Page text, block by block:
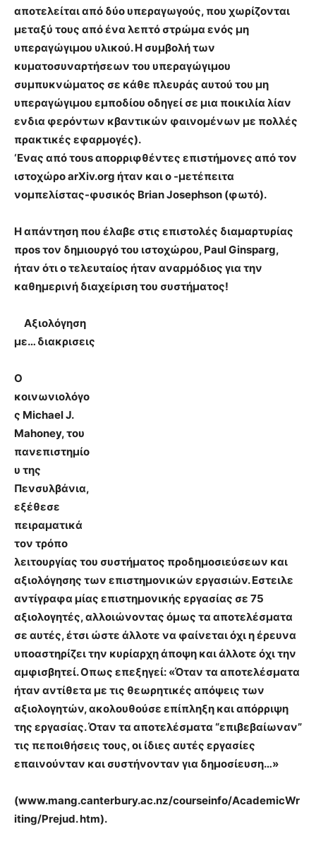
αποτελείται από δύο υπεραγωγούς, που χωρίζονται
μεταξύ τους από ένα λεπτό στρώμα ενός μη
υπεραγώγιμου υλικού. Η συμβολή των
κυματοσυναρτήσεων του υπεραγώγιμου
συμπυκνώματος σε κάθε πλευράς αυτού του μη
υπεραγώγιμου εμποδίου οδηγεί σε μια ποικιλία λίαν
ενδια φερόντων κβαντικών φαινομένων με πολλές
πρακτικές εφαρμογές).
‘Eνας από τoυs απορριφθέντες επιστήμονες από τον
ιστοχώρο arXiv.org ήταν και ο -μετέπειτα
νομπελίστας-φυσικός Brian Josephson (φωτό).
Η απάντηση που έλαβε στις επιστολές διαμαρτυρίας
προs τον δημιουργό του ιστοχώρου, Paul Ginsparg,
ήταν ότι ο τελευταίος ήταν αναρμόδιος για την
καθημερινή διαχείριση του συστήματος!
Αξιολόγηση
με… διακρισεις
Ο
κοινωνιολόγο
ς Michael J.
Mahoney, του
πανεπιστημίο
υ της
Πενσυλβάνια,
εξέθεσε
πειραματικά
τον τρόπο
λειτουργίας του συστήματος προδημοσιεύσεων και
αξιολόγησης των επιστημονικών εργασιών. Εστειλε
αντίγραφα μίας επιστημονικής εργασίας σε 75
αξιολογητές, αλλοιώνοντας όμως τα αποτελέσματα
σε αυτές, έτσι ώστε άλλοτε να φαίνεται όχι η έρευνα
υποαστηρίζει την κυρίαρχη άποψη και άλλοτε όχι την
αμφισβητεί. Οπως επεξηγεί: «Όταν τα αποτελέσματα
ήταν αντίθετα με τις θεωρητικές απόψεις των
αξιολογητών, ακολουθούσε επίπληξη και απόρριψη
της εργασίας. Όταν τα αποτελέσματα “επιβεβαίωναν”
τις πεποιθήσεις τους, οι ίδιες αυτές εργασίες
επαινούνταν και συστήνονταν για δημοσίευση…»
(www.mang.canterbury.ac.nz/courseinfo/AcademicWr
iting/Prejud. htm).